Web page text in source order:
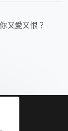
又愛又恨？